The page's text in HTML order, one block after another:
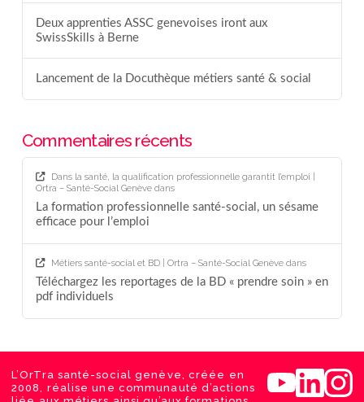
Deux apprenties ASSC genevoises iront aux
SwissSkills à Berne
Lancement de la Docuthèque métiers santé & social
Commentaires récents
Dans la santé, la qualification professionnelle garantit l’emploi |
Ortra – Santé-Social Genèvedans
La formation professionnelle santé-social, un sésame
efficace pour l’emploi
Métiers santé-social et BD | Ortra – Santé-Social Genèvedans
Téléchargez les reportages de la BD « prendre soin » en
pdf individuels
L’OrTra santé-social genève, créée en
2008, réalise une communauté d’actions